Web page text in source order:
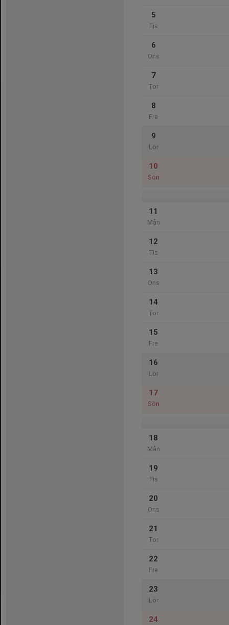
5
Tis
6
Ons
7
Tor
8
Fre
9
Lör
10
Sön
11
Mån
12
Tis
13
Ons
14
Tor
15
Fre
16
Lör
17
Sön
18
Mån
19
Tis
20
Ons
21
Tor
22
Fre
23
Lör
24